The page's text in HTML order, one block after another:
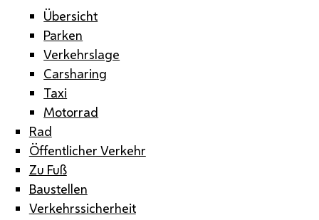
Übersicht
Parken
Verkehrslage
Carsharing
Taxi
Motorrad
Rad
Öffentlicher Verkehr
Zu Fuß
Baustellen
Verkehrssicherheit